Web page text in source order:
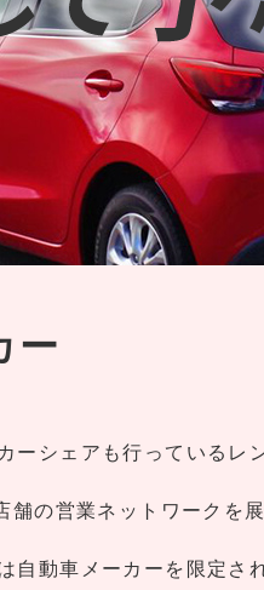
ー
ーシェアも行っているレ
の営業ネットワークを
自動車メーカーを限定さ